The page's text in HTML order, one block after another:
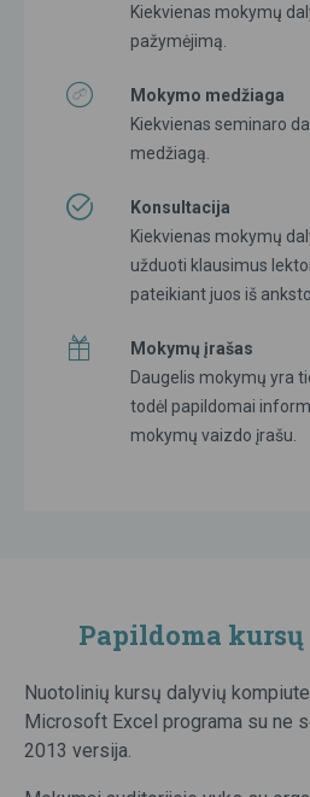
Kiekvienas mokymų
pažymėjimą.
Mokymo medžiaga
Kiekvienas seminaro
medžiagą.
Konsultacija
Kiekvienas mokymų
užduoti klausimus
pateikiant juos iš anksto.
Mokymų įrašas
Daugelis mokymų yra
todėl papildomai
mokymų vaizdo įrašu.
Papildoma
Nuotolinių kursų dalyvių
Microsoft Excel programa su ne
2013 versija.